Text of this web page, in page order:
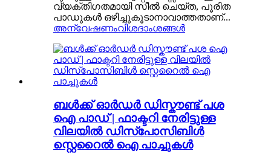
വ്യക്തിഗതമായി സീൽ ചെയ്ത, പൂരിത
പാഡുകൾ ഒഴിച്ചുകൂടാനാവാത്തതാണ്...
അന്വേഷണംവിശദാംശങ്ങൾ
ബൾക്ക് ഓർഡർ ഡിസ്കൗണ്ട് പശ
ഐ പാഡ് | ഫാക്ടറി നേരിട്ടുള്ള
വിലയിൽ ഡിസ്പോസിബിൾ
സ്റ്റെറൈൽ ഐ പാച്ചുകൾ